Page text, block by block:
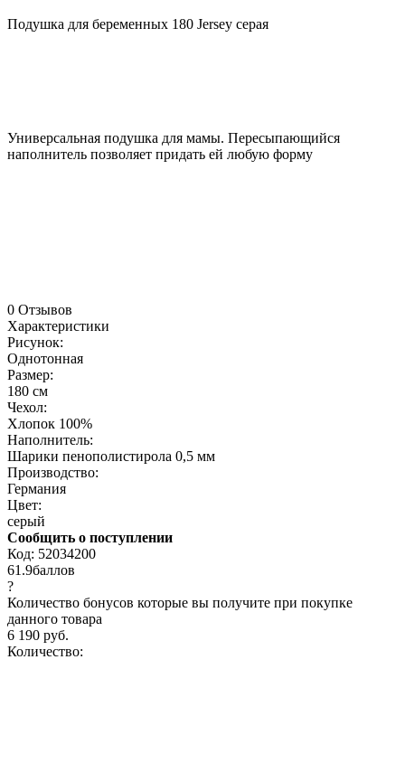
Подушка для беременных 180 Jersey серая
Универсальная подушка для мамы. Пересыпающийся
наполнитель позволяет придать ей любую форму
0 Отзывов
Характеристики
Рисунок:
Однотонная
Размер:
180 см
Чехол:
Хлопок 100%
Наполнитель:
Шарики пенополистирола 0,5 мм
Производство:
Германия
Цвет:
серый
Сообщить о поступлении
Код: 52034200
61.9баллов
?
Количество бонусов которые вы получите при покупке
данного товара
6 190 руб.
Количество: